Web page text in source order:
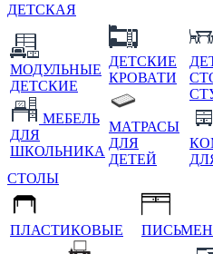
ДЕТСКАЯ
МОДУЛЬНЫЕ
ДЕТСКИЕ
МЕБЕЛЬ
ДЛЯ
ШКОЛЬНИКА
ДЕТСКИЕ
КРОВАТИ
МАТРАСЫ
ДЛЯ
ДЕТЕЙ
СТОЛЫ
ПЛАСТИКОВЫЕ